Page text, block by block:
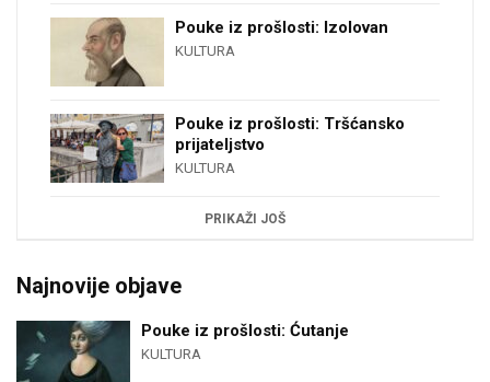
Pouke iz prošlosti: Izolovan
KULTURA
Pouke iz prošlosti: Tršćansko
prijateljstvo
KULTURA
PRIKAŽI JOŠ
Najnovije objave
Pouke iz prošlosti: Ćutanje
KULTURA